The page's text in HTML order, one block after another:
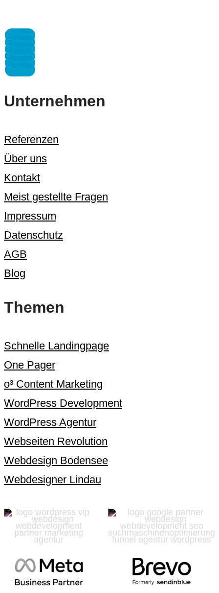
Unternehmen
Referenzen
Über uns
Kontakt
Meist gestellte Fragen
Impressum
Datenschutz
AGB
Blog
Themen
Schnelle Landingpage
One Pager
o³ Content Marketing
WordPress Development
WordPress Agentur
Webseiten Revolution
Webdesign Bodensee
Webdesigner Lindau